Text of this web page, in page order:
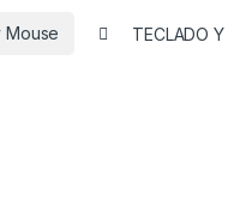
Mouse TECLADO